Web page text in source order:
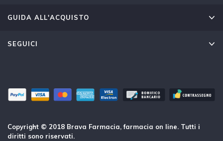
GUIDA ALL'ACQUISTO
SEGUICI
Copyright © 2018 Brava Farmacia, farmacia on line. Tutti i
diritti sono riservati.